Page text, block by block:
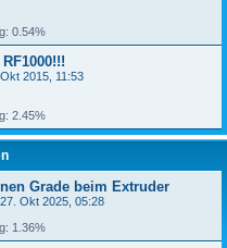
0.54%
2015, 11:53
2.45%
Grade beim Extruder
Okt 2025, 05:28
1.36%